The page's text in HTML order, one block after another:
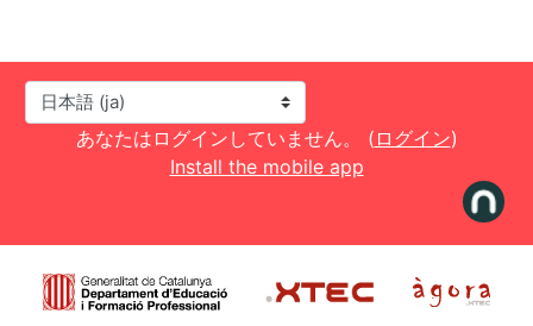
言語設定
あなたはログインしていません。 ( ログイン)
Install the mobile app